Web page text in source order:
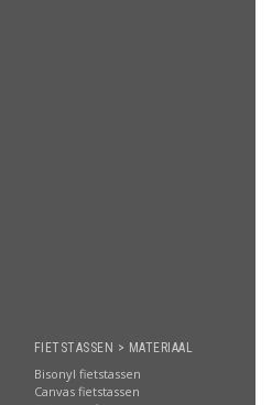
FIETSTASSEN > MATERIAAL
Bisonyl fietstassen
Canvas fietstassen